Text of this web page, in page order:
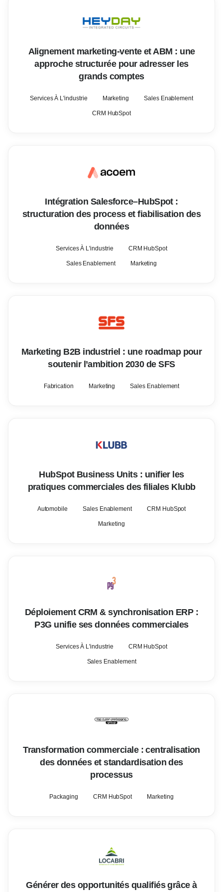
Alignement marketing-vente et ABM : une
approche structurée pour adresser les
grands comptes
Services À L'industrie Marketing Sales Enablement
CRM HubSpot
Intégration Salesforce–HubSpot :
structuration des process et fiabilisation des
données
Services À L'industrie CRM HubSpot
Sales Enablement Marketing
Marketing B2B industriel : une roadmap pour
soutenir l’ambition 2030 de SFS
Fabrication Marketing Sales Enablement
HubSpot Business Units : unifier les
pratiques commerciales des filiales Klubb
Automobile Sales Enablement CRM HubSpot
Marketing
Déploiement CRM & synchronisation ERP :
P3G unifie ses données commerciales
Services À L'industrie CRM HubSpot
Sales Enablement
Transformation commerciale : centralisation
des données et standardisation des
processus
Packaging CRM HubSpot Marketing
Générer des opportunités qualifiés grâce à